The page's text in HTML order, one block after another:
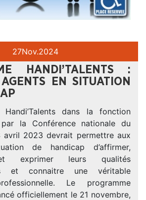
27Nov.2024
HANDI’TALENTS :
EN SITUATION
Handi’Talents dans la fonction
la Conférence nationale du
avril 2023 devrait permettre aux
de handicap d’affirmer,
exprimer leurs qualités
et connaitre une véritable
Le programme
officiellement le 21 novembre,